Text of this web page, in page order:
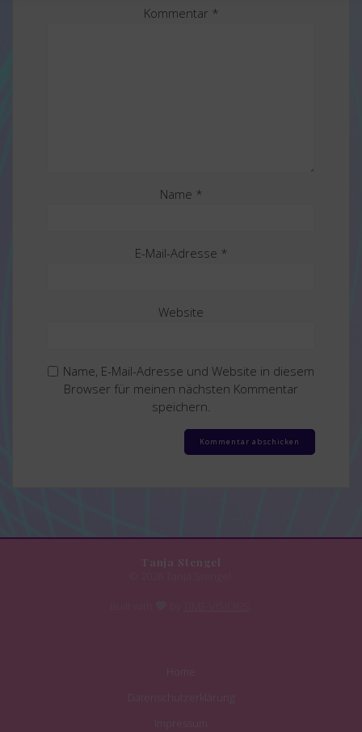
Kommentar *
Name *
E-Mail-Adresse *
Website
Name, E-Mail-Adresse und Website in diesem
Browser für meinen nächsten Kommentar
speichern.
Tanja Stengel
Home
Datenschutzerklärung
Impressum